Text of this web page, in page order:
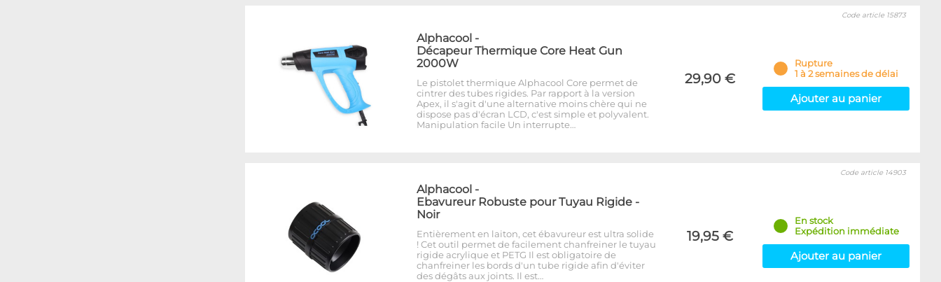
Alphacool -
Décapeur Thermique Core Heat Gun
2000W
Le pistolet thermique Alphacool Core permet de
cintrer des tubes rigides. Par rapport à la version
Apex, il s'agit d'une alternative moins chère qui ne
dispose pas d'écran LCD, c'est simple et polyvalent.
Manipulation facile Un interrupte…
29,90 €
Code article 15873
Rupture
1 à 2 semaines de délai
Ajouter au panier
Alphacool -
Ebavureur Robuste pour Tuyau Rigide -
Noir
Entièrement en laiton, cet ébavureur est ultra solide
! Cet outil permet de facilement chanfreiner le tuyau
rigide acrylique et PETG Il est obligatoire de
chanfreiner les bords d'un tube rigide afin d'éviter
des dégâts aux joints. Il est…
19,95 €
Code article 14903
En stock
Expédition immédiate
Ajouter au panier